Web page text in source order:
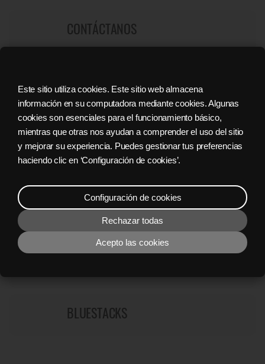
Este sitio utiliza cookies. Este sitio web almacena
información en su computadora mediante cookies. Algunas
cookies son esenciales para el funcionamiento básico,
mientras que otras nos ayudan a comprender el uso del sitio
y mejorar su experiencia. Puedes gestionar tus preferencias
haciendo clic en ‘Configuración de cookies’.
Configuración de cookies
Rechazar todas
Acepto las cookies
CONTÁCTANOS
DISTRIBUIDORES DE SOFTNYX CASH
BAJAR GRATIS EL LANZADOR NYX
DESCARGAR PAS
BLUESTACKS